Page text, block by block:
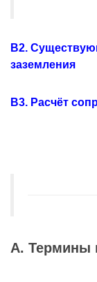
В2.
заземления
В3. Расчёт
А. Термины